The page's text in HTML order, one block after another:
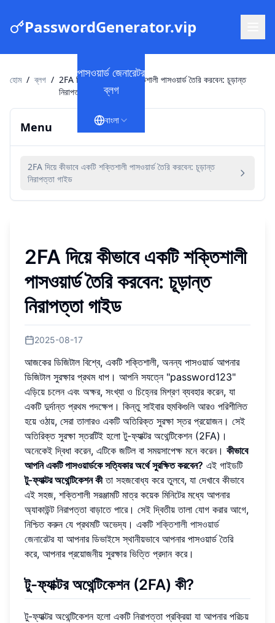
PasswordGenerator.vip
পাসওয়ার্ড জেনারেটর
ব্লগ
বাংলা
হোম / ব্লগ / 2FA দিয়ে কীভাবে একটি শক্তিশালী পাসওয়ার্ড তৈরি করবেন: চূড়ান্ত
নিরাপত্তা গাইড
Menu
2FA দিয়ে কীভাবে একটি শক্তিশালী পাসওয়ার্ড তৈরি করবেন: চূড়ান্ত
নিরাপত্তা গাইড
2FA দিয়ে কীভাবে একটি শক্তিশালী
পাসওয়ার্ড তৈরি করবেন: চূড়ান্ত
নিরাপত্তা গাইড
2025-08-17
আজকের ডিজিটাল বিশ্বে, একটি শক্তিশালী, অনন্য পাসওয়ার্ড আপনার
ডিজিটাল সুরক্ষার প্রথম ধাপ। আপনি সযত্নে "password123"
এড়িয়ে চলেন এবং অক্ষর, সংখ্যা ও চিহ্নের মিশ্রণ ব্যবহার করেন, যা
একটি দুর্দান্ত প্রথম পদক্ষেপ। কিন্তু সাইবার হুমকিগুলি আরও পরিশীলিত
হয়ে ওঠায়, সেরা তালারও একটি অতিরিক্ত সুরক্ষা স্তর প্রয়োজন। সেই
অতিরিক্ত সুরক্ষা স্তরটিই হলো টু-ফ্যাক্টর অথেন্টিকেশন (2FA)।
অনেকেই দ্বিধা করেন, এটিকে জটিল বা সময়সাপেক্ষ মনে করেন। কীভাবে
আপনি একটি পাসওয়ার্ডকে সত্যিকার অর্থে সুরক্ষিত করবেন? এই গাইডটি
টু-ফ্যাক্টর অথেন্টিকেশন কীতা সহজবোধ্য করে তুলবে, যা দেখাবে কীভাবে
এই সহজ, শক্তিশালী সরঞ্জামটি মাত্র কয়েক মিনিটের মধ্যে আপনার
অ্যাকাউন্ট নিরাপত্তা বাড়াতে পারে। সেই দ্বিতীয় তালা যোগ করার আগে,
নিশ্চিত করুন যে প্রথমটি অভেদ্য। একটি শক্তিশালী পাসওয়ার্ড
জেনারেটরযা আপনার ডিভাইসে স্থানীয়ভাবে আপনার পাসওয়ার্ড তৈরি
করে, আপনার প্রয়োজনীয় সুরক্ষার ভিত্তি প্রদান করে।
টু-ফ্যাক্টর অথেন্টিকেশন (2FA) কী?
টু-ফ্যাক্টর অথেন্টিকেশন হলো একটি নিরাপত্তা প্রক্রিয়া যা আপনার পরিচয়